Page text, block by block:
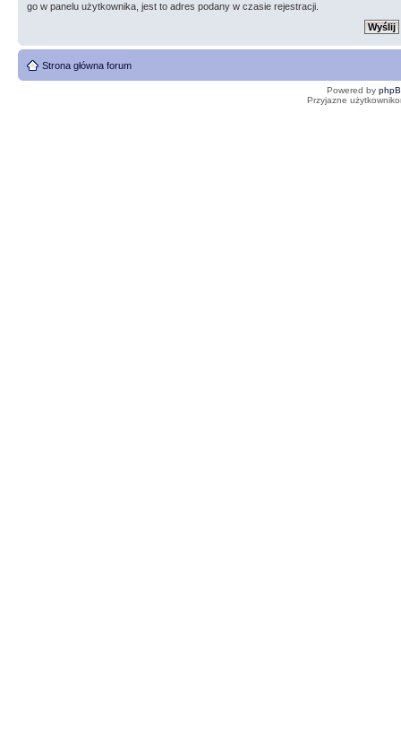
go w panelu użytkownika, jest to adres podany w czasie rejestracji.
Strona główna forum
Powered by
Przyjazne